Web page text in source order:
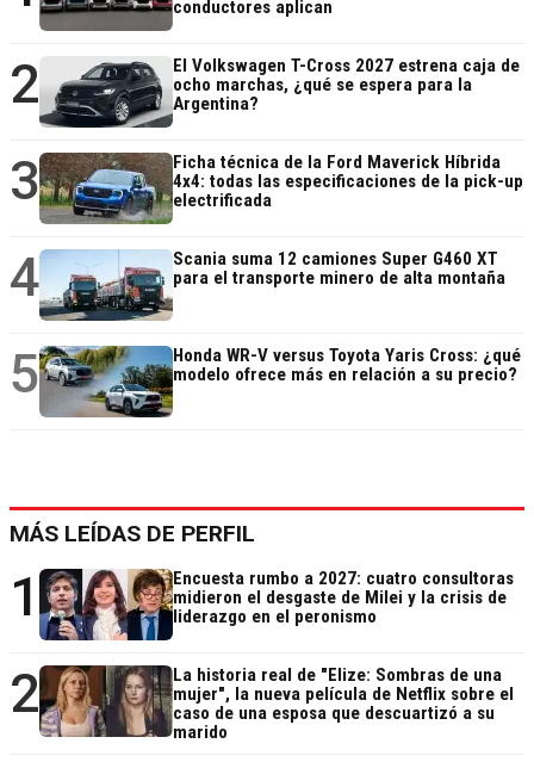
conductores aplican
2
El Volkswagen T-Cross 2027 estrena caja de
ocho marchas, ¿qué se espera para la
Argentina?
3
Ficha técnica de la Ford Maverick Híbrida
4x4: todas las especificaciones de la pick-up
electrificada
4
Scania suma 12 camiones Super G460 XT
para el transporte minero de alta montaña
5
Honda WR-V versus Toyota Yaris Cross: ¿qué
modelo ofrece más en relación a su precio?
MÁS LEÍDAS DE PERFIL
1
Encuesta rumbo a 2027: cuatro consultoras
midieron el desgaste de Milei y la crisis de
liderazgo en el peronismo
2
La historia real de "Elize: Sombras de una
mujer", la nueva película de Netflix sobre el
caso de una esposa que descuartizó a su
marido